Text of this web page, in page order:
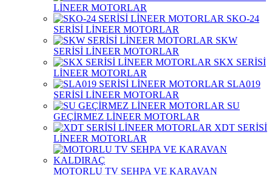
LİNEER MOTORLAR
SKO-24
SERİSİ LİNEER MOTORLAR
SKW
SERİSİ LİNEER MOTORLAR
SKX SERİSİ
LİNEER MOTORLAR
SLA019
SERİSİ LİNEER MOTORLAR
SU
GEÇİRMEZ LİNEER MOTORLAR
XDT SERİSİ
LİNEER MOTORLAR
MOTORLU TV SEHPA VE KARAVAN